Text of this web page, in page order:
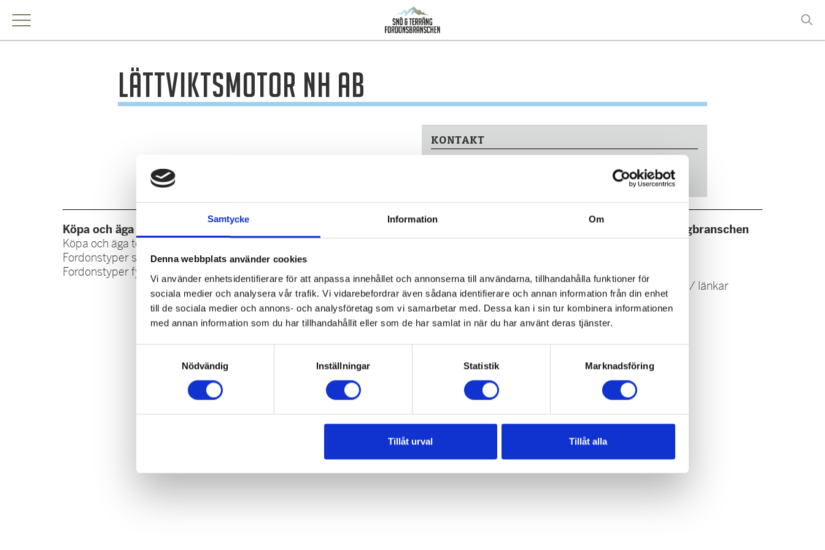
Samtycke Information Om
Denna webbplats använder cookies
Vi använder enhetsidentifierare för att anpassa innehållet och annonserna till användarna, tillhandahålla funktioner för
sociala medier och analysera vår trafik. Vi vidarebefordrar även sådana identifierare och annan information från din enhet
till de sociala medier och annons- och analysföretag som vi samarbetar med. Dessa kan i sin tur kombinera informationen
med annan information som du har tillhandahållit eller som de har samlat in när du har använt deras tjänster.
Nödvändig
Inställningar Statistik Marknadsföring
Tillåt urval Tillåt alla
Lättviktsmotor NH AB
KONTAKT
Köpa och äga terrängfordon
Köpa och äga terrängfordon
Fordonstyper snöskotrar
Fordonstyper fyrhjulingar
Att köra snöskoter
Att köra fyrhjuling
Säker körning i terrängen
Terrängkörningslagen
Snö- och terrängbranschen
Opinionsbildning
Om oss / kontakt / länkar